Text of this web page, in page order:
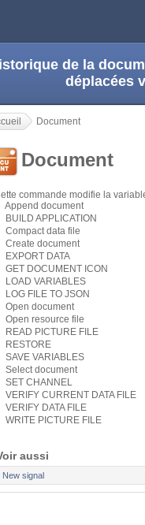
de la
déplacées
Document
Document
commande modifie la
Append document
BUILD APPLICATION
Compact data file
Create document
EXPORT DATA
GET DOCUMENT ICON
LOAD VARIABLES
LOG FILE TO JSON
Open document
Open resource file
READ PICTURE FILE
RESTORE
SAVE VARIABLES
Select document
SET CHANNEL
VERIFY CURRENT DATA FILE
VERIFY DATA FILE
WRITE PICTURE FILE
aussi
New signal